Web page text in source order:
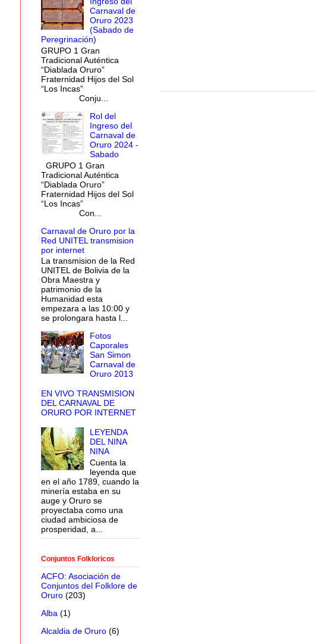
Carnaval de
Oruro 2023
(Sabado de
Peregrinación)
GRUPO 1 Gran
Tradicional Auténtica
“Diablada Oruro”
Fraternidad Hijos del Sol
“Los Incas”
Conju...
Rol del
Ingreso del
Carnaval de
Oruro 2024 -
Sabado
GRUPO 1 Gran
Tradicional Auténtica
“Diablada Oruro”
Fraternidad Hijos del Sol
“Los Incas”
Con...
Carnaval de Oruro por la
Red UNITEL transmision
por internet
La transmision de la Red
UNITEL de Bolivia de la
Obra Maestra y
patrimonio de la
Humanidad esta
empezara a las 10:00 y
se prolongara hasta l...
Fotos
Caporales
San Simon
Carnaval de
Oruro 2013
EN VIVO TRANSMISION
DEL CARNAVAL DE
ORURO POR INTERNET
LEYENDA
DEL NINA
NINA
Cuenta la
leyenda que
en el año 1789, cuando la
minería estaba en su
auge y Oruro se
proyectaba como una
ciudad ambiciosa de
prosperidad, a...
Conjuntos Folkloricos
ACFO: Asociación de
Conjuntos del Folklore de
Oruro (203)
Alba (1)
Alcaldia de Oruro (6)